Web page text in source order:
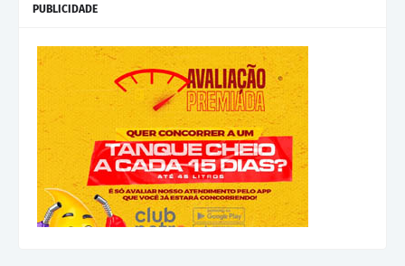
PUBLICIDADE